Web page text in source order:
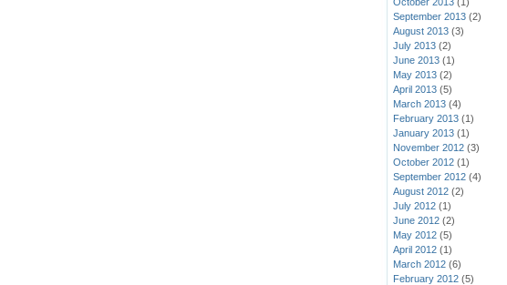
September 2013 (2)
August 2013 (3)
July 2013 (2)
June 2013 (1)
May 2013 (2)
April 2013 (5)
March 2013 (4)
February 2013 (1)
January 2013 (1)
November 2012 (3)
October 2012 (1)
September 2012 (4)
August 2012 (2)
July 2012 (1)
June 2012 (2)
May 2012 (5)
April 2012 (1)
March 2012 (6)
February 2012 (5)